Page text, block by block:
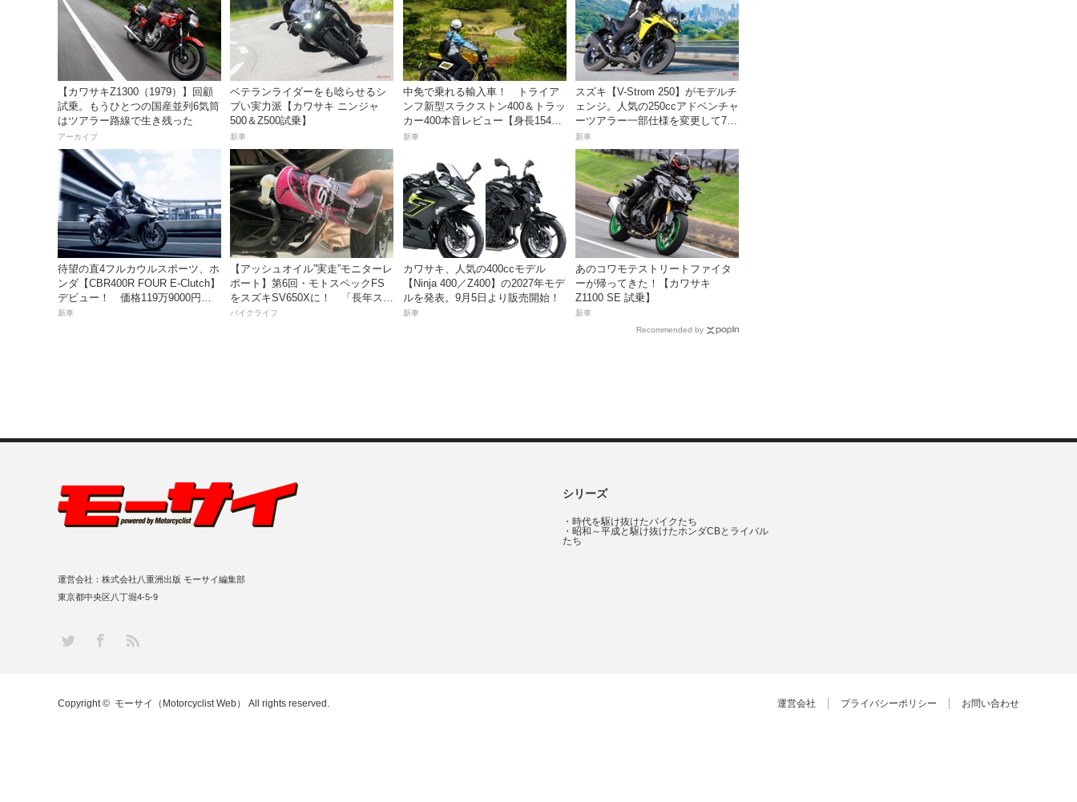
【カワサキZ1300（1979）】回顧
試乗。もうひとつの国産並列6気筒
はツアラー路線で生き残った
アーカイブ
ベテランライダーをも唸らせるシ
ブい実力派【カワサキ ニンジャ
500＆Z500試乗】
新車
中免で乗れる輸入車！ トライア
ンフ新型スラクストン400＆トラッ
カー400本音レビュー【身長154cm
の足着きは？】
新車
スズキ【V-Strom 250】がモデルチ
ェンジ。人気の250ccアドベンチャ
ーツアラー一部仕様を変更して7月
23日発売。価格68万5300円
新車
待望の直4フルカウルスポーツ、ホ
ンダ【CBR400R FOUR E-Clutch】
デビュー！ 価格119万9000円で9
月18日発売。
新車
【アッシュオイル”実走”モニターレ
ポート】第6回・モトスペックFS
をスズキSV650Xに！ 「長年スト
レスだったシフトの固さがコレの
バイクライフ
カワサキ、人気の400ccモデル
【Ninja 400／Z400】の2027年モデ
ルを発表。9月5日より販売開始！
新車
あのコワモテストリートファイタ
ーが帰ってきた！【カワサキ
Z1100 SE 試乗】
新車
Recommended by
シリーズ
・ 時代を駆け抜けたバイクたち
・ 昭和～平成と駆け抜けたホンダCBとライバル
たち
運営会社：株式会社八重洲出版 モーサイ編集部
東京都中央区八丁堀4-5-9
Twitter Facebook
RSS
運営会社 プライバシーポリシー お問い合わせ
Copyright © モーサイ（Motorcyclist Web） All rights reserved.